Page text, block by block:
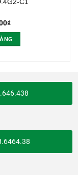
C1
₫